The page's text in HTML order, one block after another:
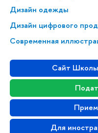
Дизайн одежды
Дизайн цифрового
Современная
Сайт
Для